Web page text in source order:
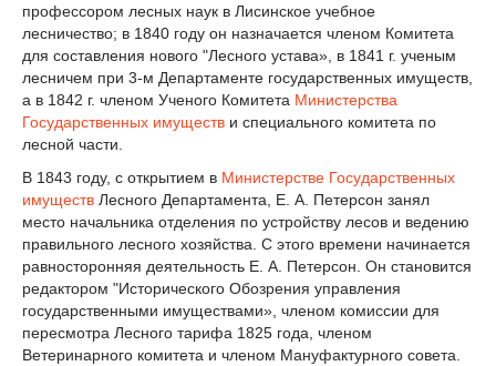
профессором лесных наук в Лисинское учебное
лесничество; в 1840 году он назначается членом Комитета
для составления нового "Лесного устава», в 1841 г. ученым
лесничем при 3-м Департаменте государственных имуществ,
а в 1842 г. членом Ученого Комитета Министерства
Государственных имуществ и специального комитета по
лесной части.
В 1843 году, с открытием в Министерстве Государственных
имуществ Лесного Департамента, Е. А. Петерсон занял
место начальника отделения по устройству лесов и ведению
правильного лесного хозяйства. С этого времени начинается
равносторонняя деятельность Е. А. Петерсон. Он становится
редактором "Исторического Обозрения управления
государственными имуществами», членом комиссии для
пересмотра Лесного тарифа 1825 года, членом
Ветеринарного комитета и членом Мануфактурного совета.